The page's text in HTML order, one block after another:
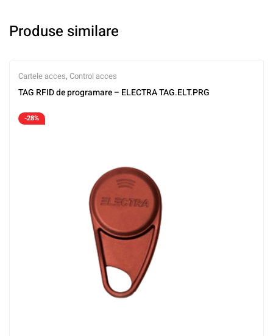
Produse similare
Cartele acces, Control acces
TAG RFID de programare – ELECTRA TAG.ELT.PRG
-28%